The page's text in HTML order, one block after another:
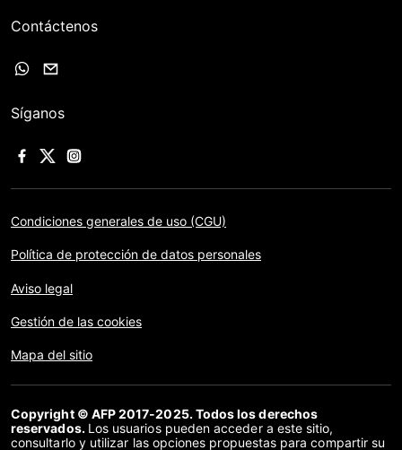
Contáctenos
Síganos
Condiciones generales de uso (CGU)
Política de protección de datos personales
Aviso legal
Gestión de las cookies
Mapa del sitio
Copyright © AFP 2017-2025. Todos los derechos
reservados. Los usuarios pueden acceder a este sitio,
consultarlo y utilizar las opciones propuestas para compartir su